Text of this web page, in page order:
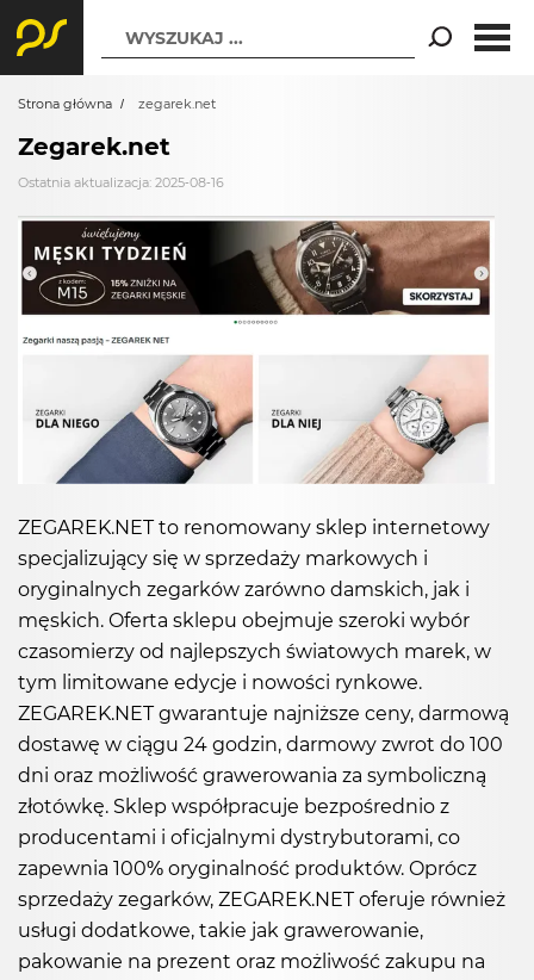
WYSZUKAJ ...
Strona główna zegarek.net
Zegarek.net
Ostatnia aktualizacja: 2025-08-16
ZEGAREK.NET to renomowany sklep internetowy
specjalizujący się w sprzedaży markowych i
oryginalnych zegarków zarówno damskich, jak i
męskich. Oferta sklepu obejmuje szeroki wybór
czasomierzy od najlepszych światowych marek, w
tym limitowane edycje i nowości rynkowe.
ZEGAREK.NET gwarantuje najniższe ceny, darmową
dostawę w ciągu 24 godzin, darmowy zwrot do 100
dni oraz możliwość grawerowania za symboliczną
złotówkę. Sklep współpracuje bezpośrednio z
producentami i oficjalnymi dystrybutorami, co
zapewnia 100% oryginalność produktów. Oprócz
sprzedaży zegarków, ZEGAREK.NET oferuje również
usługi dodatkowe, takie jak grawerowanie,
pakowanie na prezent oraz możliwość zakupu na